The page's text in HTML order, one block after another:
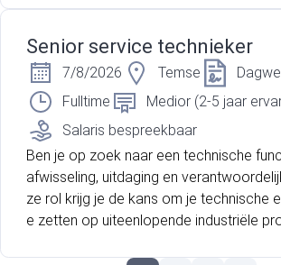
Senior service technieker
7/8/2026 Temse
Fulltime
Medior (2-5 jaar
Salaris bespreekbaar
Ben je op zoek naar een technische
afwisseling, uitdaging en
ze rol krijg je de kans om je technische
e zetten op uiteenlopende industriële